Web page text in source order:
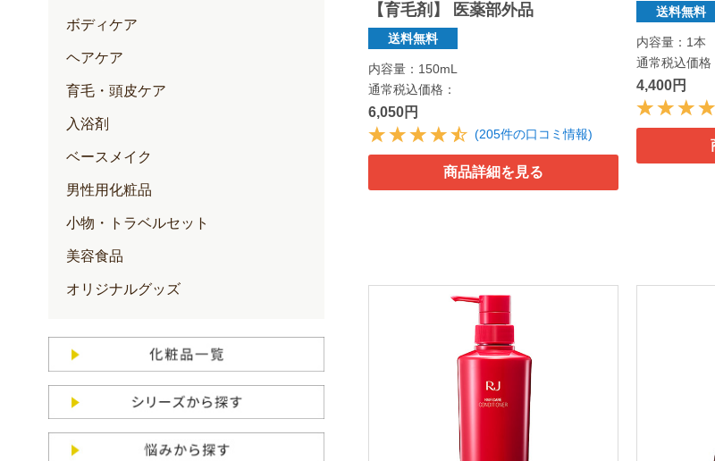
ボディケア
ヘアケア
育毛・頭皮ケア
入浴剤
ベースメイク
男性用化粧品
小物・トラベルセット
美容食品
オリジナルグッズ
【育毛剤】 医薬部外品
送料無料
内容量：150mL
通常税込価格：
6,050円
(205件の口コミ情報)
商品詳細を見る
送料無料
内容量：1本
通常税込価格
4,400円